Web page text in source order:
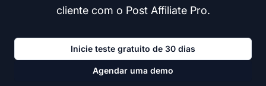
cliente com o Post Affiliate Pro.
Inicie teste gratuito de 30 dias
Agendar uma demo